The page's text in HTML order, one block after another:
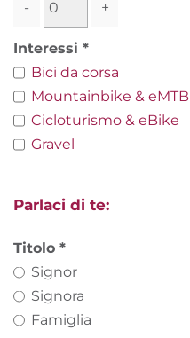
- +
Interessi
Bici da corsa
Mountainbike & eMTB
Cicloturismo & eBike
Gravel
Parlaci di te:
Titolo
Signor
Signora
Famiglia